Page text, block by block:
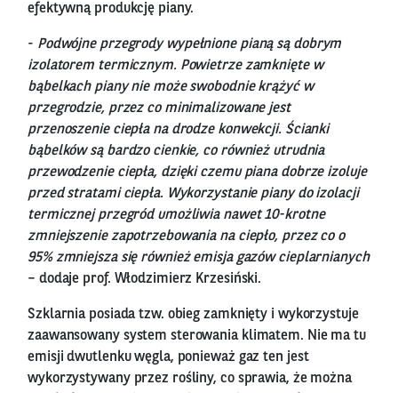
efektywną produkcję piany.
- Podwójne przegrody wypełnione pianą są dobrym
izolatorem termicznym. Powietrze zamknięte w
bąbelkach piany nie może swobodnie krążyć w
przegrodzie, przez co minimalizowane jest
przenoszenie ciepła na drodze konwekcji. Ścianki
bąbelków są bardzo cienkie, co również utrudnia
przewodzenie ciepła, dzięki czemu piana dobrze izoluje
przed stratami ciepła. Wykorzystanie piany do izolacji
termicznej przegród umożliwia nawet 10-krotne
zmniejszenie zapotrzebowania na ciepło, przez co o
95% zmniejsza się również emisja gazów cieplarnianych
– dodaje prof. Włodzimierz Krzesiński.
Szklarnia posiada tzw. obieg zamknięty i wykorzystuje
zaawansowany system sterowania klimatem. Nie ma tu
emisji dwutlenku węgla, ponieważ gaz ten jest
wykorzystywany przez rośliny, co sprawia, że można